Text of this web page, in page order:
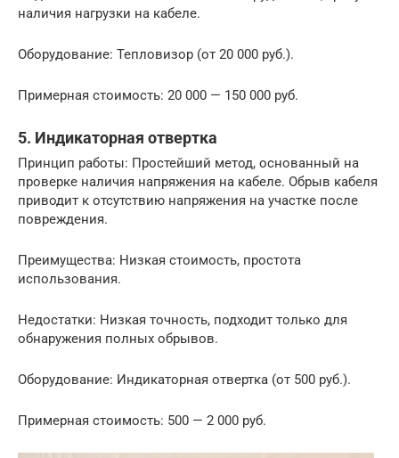
наличия нагрузки на кабеле.
Оборудование: Тепловизор (от 20 000 руб.).
Примерная стоимость: 20 000 — 150 000 руб.
5. Индикаторная отвертка
Принцип работы: Простейший метод, основанный на
проверке наличия напряжения на кабеле. Обрыв кабеля
приводит к отсутствию напряжения на участке после
повреждения.
Преимущества: Низкая стоимость, простота
использования.
Недостатки: Низкая точность, подходит только для
обнаружения полных обрывов.
Оборудование: Индикаторная отвертка (от 500 руб.).
Примерная стоимость: 500 — 2 000 руб.